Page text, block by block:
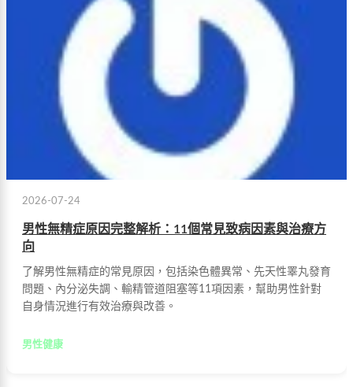
2026-07-24
男性無精症原因完整解析：11個常見致病因素與治療方
向
了解男性無精症的常見原因，包括染色體異常、先天性睪丸發育
問題、內分泌失調、輸精管道阻塞等11項因素，幫助男性針對
自身情況進行有效治療與改善。
男性健康